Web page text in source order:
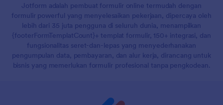
Jotform adalah pembuat formulir online termudah dengan
formulir powerful yang menyelesaikan pekerjaan, dipercaya oleh
lebih dari 35 juta pengguna di seluruh dunia, menampilkan
{footerFormTemplatCount}+ templat formulir, 150+ integrasi, dan
fungsionalitas seret-dan-lepas yang menyederhanakan
pengumpulan data, pembayaran, dan alur kerja, dirancang untuk
bisnis yang memerlukan formulir profesional tanpa pengkodean.